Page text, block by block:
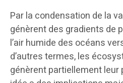
Par la condensation de la
génèrent des gradients de
l’air humide des océans
d’autres termes, les
génèrent partiellement leur